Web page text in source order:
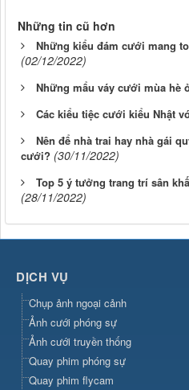
Những tin cũ hơn
Những kiểu đám cưới mang
(02/12/2022)
Những mẩu váy cưới mùa hè
Các kiểu tiệc cưới kiểu Nhật
Nên để nhà trai hay nhà gái
cưới? (30/11/2022)
Top 5 ý tưởng trang trí sân
(28/11/2022)
DỊCH VỤ
Chụp ảnh ngoại cảnh
Ảnh cưới phóng sự
Ảnh cưới truyền thống
Quay phim phóng sự
Quay phim flycam